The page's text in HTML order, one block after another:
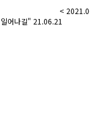
<
어나길" 21.06.21